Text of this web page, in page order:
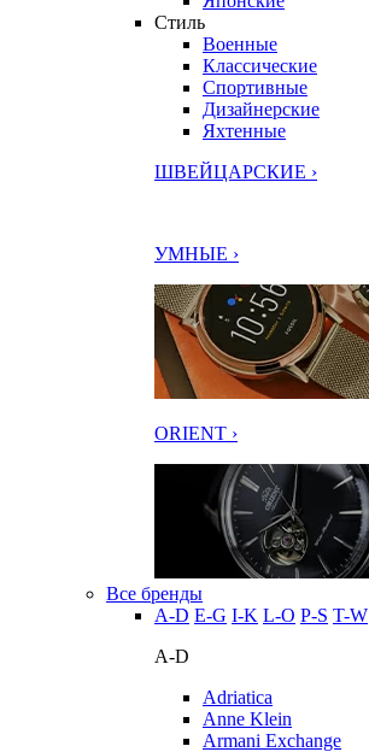
Стиль
Военные
Классические
Спортивные
Дизайнерские
Яхтенные
ШВЕЙЦАРСКИЕ ›
УМНЫЕ ›
ORIENT ›
Все бренды
A-D E-G I-K L-O P-S T-W
A-D
Adriatica
Anne Klein
Armani Exchange